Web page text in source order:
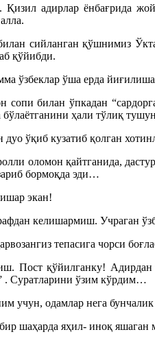
адирлар ёнбағрида
сийланган қўшнимиз
қўйибди.
ўзбеклар ўша ерда
сопи билан ўпкадан
ҳали тўлиқ
ўқиб кузатиб қолган
оломон қайтганида,
бормоқда эди…
экан!
келишармиш. Учраган
тепасига чорси
қўйилганку! Адирдан
Суратларини ўзим кўрдим…
учун, одамлар нега
шаҳарда яҳил- иноқ яшаган